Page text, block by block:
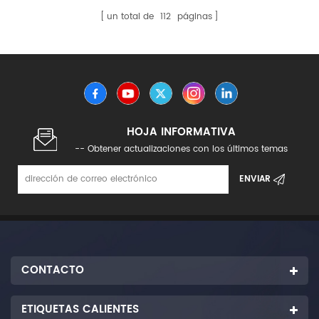
un total de 112 páginas
HOJA INFORMATIVA
-- Obtener actualizaciones con los últimos temas
CONTACTO
ETIQUETAS CALIENTES